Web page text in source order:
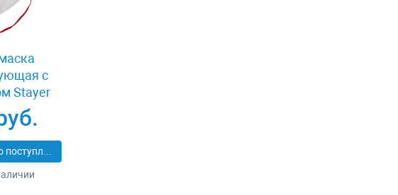
с
Stayer
11116
Сообщить о поступлении